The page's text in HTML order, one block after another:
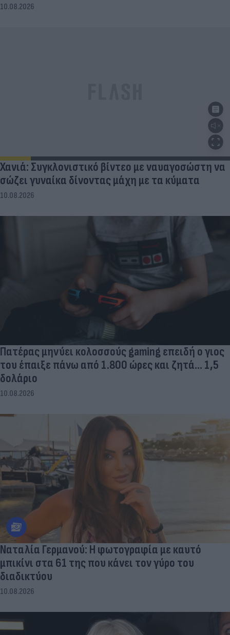
10.08.2026
Χανιά: Συγκλονιστικό βίντεο με ναυαγοσώστη να
σώζει γυναίκα δίνοντας μάχη με τα κύματα
10.08.2026
Πατέρας μηνύει κολοσσούς gaming επειδή ο γιος
του έπαιξε πάνω από 1.800 ώρες και ζητά... 1,5
δολάριο
10.08.2026
Ναταλία Γερμανού: Η φωτογραφία με καυτό
μπικίνι στα 61 της που κάνει τον γύρο του
διαδικτύου
10.08.2026